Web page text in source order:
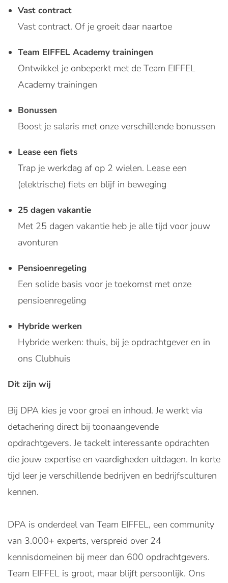
Vast contract
Vast contract. Of je groeit daar naartoe
Team EIFFEL Academy trainingen
Ontwikkel je onbeperkt met de Team EIFFEL
Academy trainingen
Bonussen
Boost je salaris met onze verschillende bonussen
Lease een fiets
Trap je werkdag af op 2 wielen. Lease een
(elektrische) fiets en blijf in beweging
25 dagen vakantie
Met 25 dagen vakantie heb je alle tijd voor jouw
avonturen
Pensioenregeling
Een solide basis voor je toekomst met onze
pensioenregeling
Hybride werken
Hybride werken: thuis, bij je opdrachtgever en in
ons Clubhuis
Dit zijn wij
Bij DPA kies je voor groei en inhoud. Je werkt via
detachering direct bij toonaangevende
opdrachtgevers. Je tackelt interessante opdrachten
die jouw expertise en vaardigheden uitdagen. In korte
tijd leer je verschillende bedrijven en bedrijfsculturen
kennen.
DPA is onderdeel van Team EIFFEL, een community
van 3.000+ experts, verspreid over 24
kennisdomeinen bij meer dan 600 opdrachtgevers.
Team EIFFEL is groot, maar blijft persoonlijk. Ons